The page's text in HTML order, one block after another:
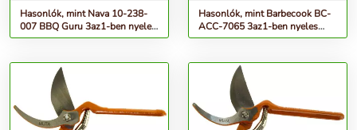
Hasonlók, mint Nava 10-238-
007 BBQ Guru 3az1-ben nyeles
grillrács tisztító
Hasonlók, mint Barbecook BC-
ACC-7065 3az1-ben nyeles
grillrács tisztító, fekete